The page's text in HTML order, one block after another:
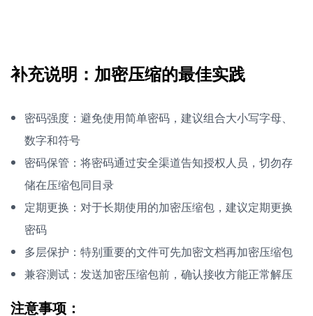
补充说明：加密压缩的最佳实践
密码强度：避免使用简单密码，建议组合大小写字母、
数字和符号
密码保管：将密码通过安全渠道告知授权人员，切勿存
储在压缩包同目录
定期更换：对于长期使用的加密压缩包，建议定期更换
密码
多层保护：特别重要的文件可先加密文档再加密压缩包
兼容测试：发送加密压缩包前，确认接收方能正常解压
注意事项：